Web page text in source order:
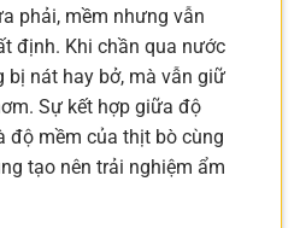
phải, mềm nhưng vẫn
định. Khi chần qua nước
bị nát hay bở, mà vẫn giữ
Sự kết hợp giữa độ
độ mềm của thịt bò cùng
tạo nên trải nghiệm ẩm